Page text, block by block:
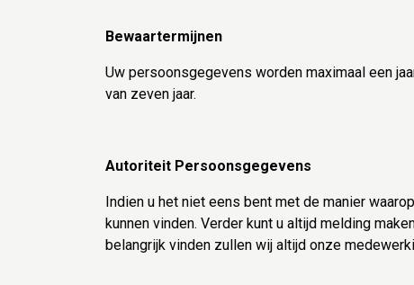
Bewaartermijnen
Uw persoonsgegevens worden maximaal een
van zeven jaar.
Autoriteit Persoonsgegevens
Indien u het niet eens bent met de manier
kunnen vinden. Verder kunt u altijd melding
belangrijk vinden zullen wij altijd onze